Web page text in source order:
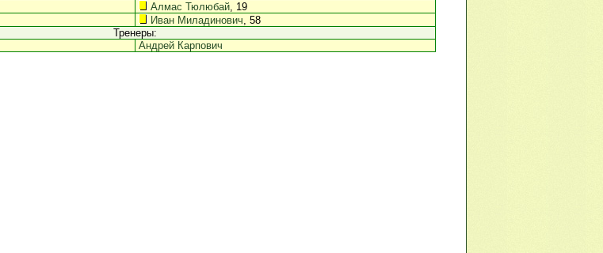
Алмас Тюлюбай, 19
Иван Миладинович, 58
Тренеры:
Андрей Карпович